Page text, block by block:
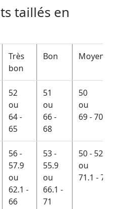
taillés en
Très
bon
Bon Moyen
52
ou
64 -
65
51
ou
66 -
68
50
ou
69 - 70
56 -
57.9
ou
62.1 -
66
53 -
55.9
ou
66.1 -
71
50 - 52.9
ou
71.1 - 74